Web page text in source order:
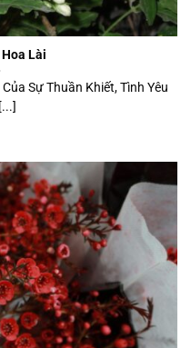
Lài
Sự Thuần Khiết, Tình Yêu